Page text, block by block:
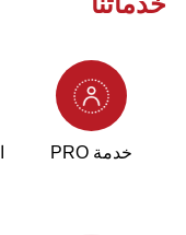
خدمة PRO